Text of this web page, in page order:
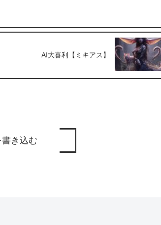
AI大喜利【ミキアス】
き込む